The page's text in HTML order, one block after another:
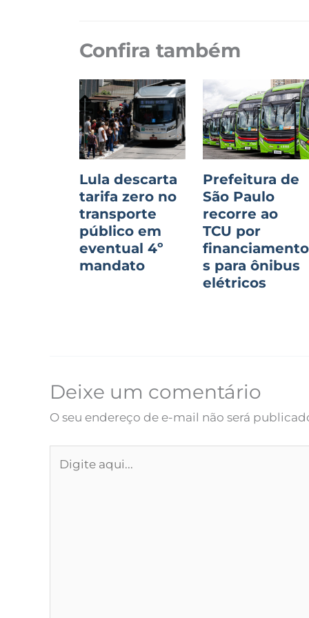
Confira também
Lula descarta
tarifa zero no
transporte
público em
eventual 4º
mandato
Prefeitura de
São Paulo
recorre ao
TCU por
financiamento
s para ônibus
elétricos
Deixe um comentário
O seu endereço de e-mail não será
aqui...